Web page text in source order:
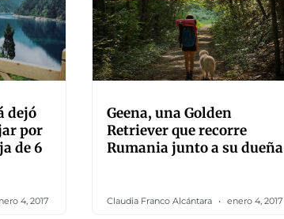
dejó
por
de 6
4, 2017
Geena, una Golden
Retriever que recorre
Rumania junto a su dueña
Claudia Franco Alcántara enero 4, 2017